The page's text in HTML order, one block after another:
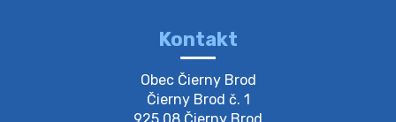
Zber separovaného odpadu plastu-
Szeparált műanya…
Oznamujeme obyvateľom, že v stredu 05. augusta
Kontakt
Obec Čierny Brod
Čierny Brod č. 1